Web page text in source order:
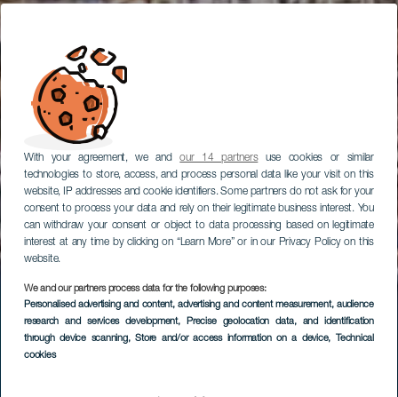
With your agreement, we andour 14 partnersuse cookies or similar
technologies to store, access, and process personal data like your visit on this
website, IP addresses and cookie identifiers. Some partners do not ask for your
consent to process your data and rely on their legitimate business interest. You
can withdraw your consent or object to data processing based on legitimate
interest at any time by clicking on “Learn More” or in our Privacy Policy on this
website.
We and our partners process data for the following purposes:
Personalised advertising and content, advertising and content measurement, audience
research and services development, Precise geolocation data, and identification
through device scanning, Store and/or access information on a device, Technical
cookies